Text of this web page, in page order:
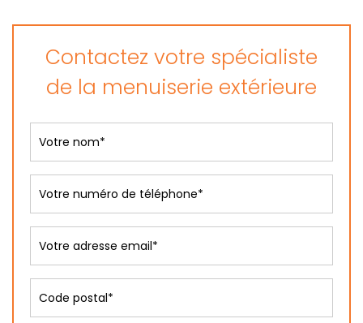
Contactez votre spécialiste
de la menuiserie extérieure